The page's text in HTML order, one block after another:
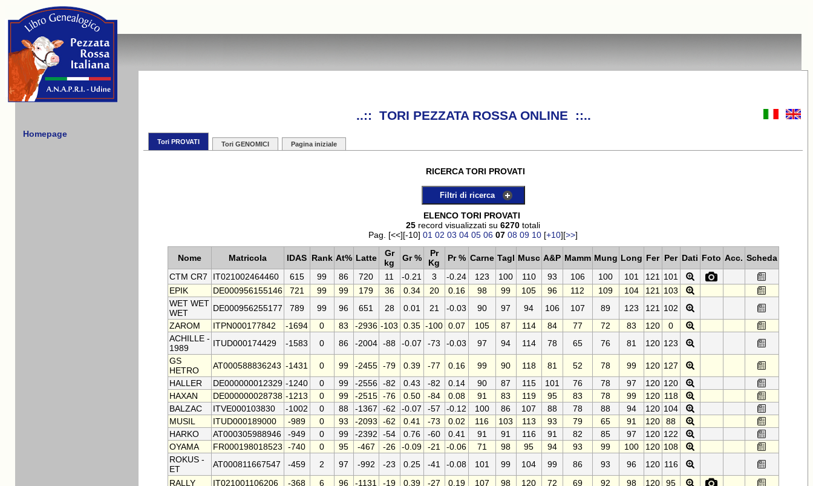
Homepage
..:: TORI PEZZATA ROSSA ONLINE ::..
Tori PROVATI Tori GENOMICI Pagina iniziale
RICERCA TORI PROVATI
Filtri di ricerca
ELENCO TORI PROVATI
25 record visualizzati su 6270 totali
Pag. [<<][-10] 01 02 03 04 05 06 07 08 09 10 [+10][>>]
Nome Matricola IDAS Rank At% Latte
Gr
kg
Gr %
Pr
Kg
Pr % Carne Tagl Musc A&P Mamm Mung Long Fer Per Dati Foto Acc. Scheda
CTM CR7
IT021002464460 615 99 86 720 11 -0.21 3 -0.24 123 100 110 93 106 100 101 121
101
EPIK
DE000956155146 721 99 99 179 36 0.34 20 0.16 98 99 105 96 112 109 104 121
103
WET WET
WET
DE000956255177 789 99 96 651 28 0.01 21 -0.03 90 97 94 106 107 89 123 121
102
ZAROM
ITPN000177842 -1694 0 83 -2936 -103 0.35 -100 0.07 105 87 114 84 77 72 83 120
0
ACHILLE -
1989
ITUD000174429 -1583 0 86 -2004 -88 -0.07 -73 -0.03 97 94 114 78 65 76 81 120 123
GS
HETRO
AT000588836243 -1431 0 99 -2455 -79 0.39 -77 0.16 99 90 118 81 52 78 99 120 127
HALLER
DE000000012329 -1240 0 99 -2556 -82 0.43 -82 0.14 90 87 115 101 76 78 97 120 120
HAXAN
DE000000028738 -1213 0 99 -2515 -76 0.50 -84 0.08 91 83 119 95 83 78 99 120 118
BALZAC
ITVE000103830 -1002 0 88 -1367 -62 -0.07 -57 -0.12 100 86 107 88 78 88 94 120 104
MUSIL
ITUD000189000 -989 0 93 -2093 -62 0.41 -73 0.02 116 103 113 93 79 65 91 120
88
HARKO
AT000305988946 -949 0 99 -2392 -54 0.76 -60 0.41 91 91 116 91 82 85 97 120 122
OYAMA
FR000198018523 -740 0 95 -467 -26 -0.09 -21 -0.06 71 98 95 94 93 99 100 120 108
ROKUS -
ET
AT000811667547 -459 2 97 -992 -23 0.25 -41 -0.08 101 99 104 99 86 93 96 120 116
RALLY
IT021001106206 -368 6 96 -1131 -19 0.39 -27 0.19 107 98 120 72 69 92 98 120
95